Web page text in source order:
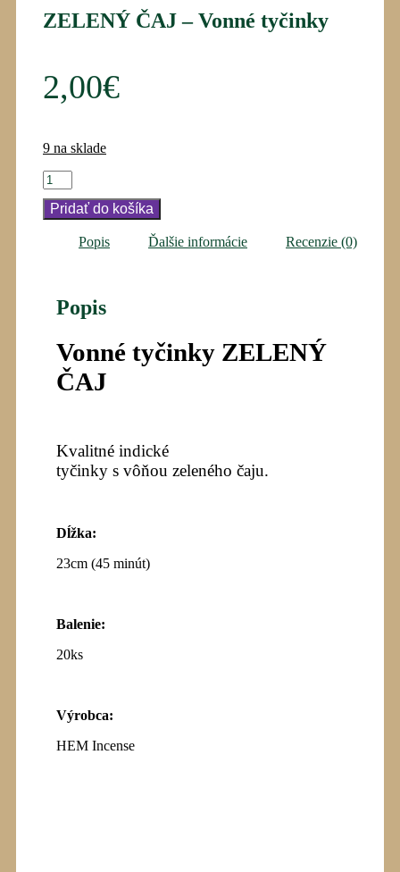
ZELENÝ ČAJ – Vonné tyčinky
2,00€
9 na sklade
množstvo
ZELENÝ
ČAJ
Pridať do košíka
Popis Ďalšie informácie Recenzie (0)
Popis
Vonné tyčinky ZELENÝ
ČAJ
Kvalitné indické
tyčinky s vôňou zeleného čaju.
Dĺžka:
23cm (45 minút)
Balenie:
20ks
Výrobca:
HEM Incense